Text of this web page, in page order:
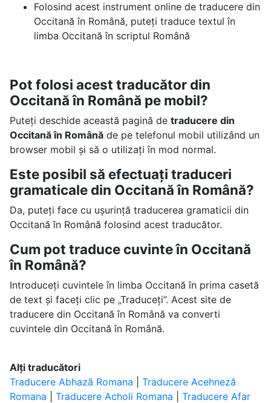
Folosind acest instrument online de traducere din
Occitană în Română, puteți traduce textul în
limba Occitană în scriptul Română
Pot folosi acest traducător din
Occitană în Română pe mobil?
Puteți deschide această pagină de traducere din
Occitană în Românăde pe telefonul mobil utilizând un
browser mobil și să o utilizați în mod normal.
Este posibil să efectuați traduceri
gramaticale din Occitană în Română?
Da, puteți face cu ușurință traducerea gramaticii din
Occitană în Română folosind acest traducător.
Cum pot traduce cuvinte în Occitană
în Română?
Introduceți cuvintele în limba Occitană în prima casetă
de text și faceți clic pe „Traduceți”. Acest site de
traducere din Occitană în Română va converti
cuvintele din Occitană în Română.
Alți traducători
Traducere Abhază Romana
Traducere Acehneză
Romana
Traducere Acholi Romana
Traducere Afar